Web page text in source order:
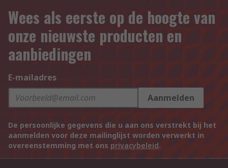
Wees als eerste op de hoogte van
onze nieuwste producten en
aanbiedingen
E-mailadres
Aanmelden
De persoonlijke gegevens die u aan ons verstrekt bij het
aanmelden voor deze mailinglijst worden verwerkt in
overeenstemming met ons privacybeleid.